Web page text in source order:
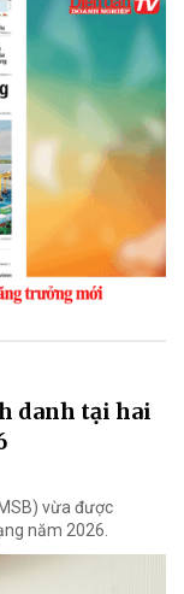
danh tại hai
vừa được
năm 2026.